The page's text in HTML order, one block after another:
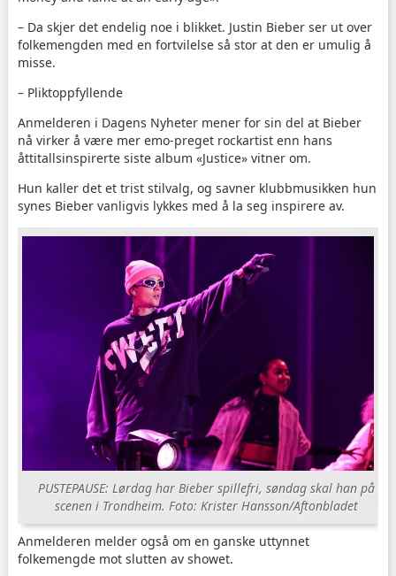
– Da skjer det endelig noe i blikket. Justin Bieber ser ut over
folkemengden med en fortvilelse så stor at den er umulig å
misse.
– Pliktoppfyllende
Anmelderen i Dagens Nyheter mener for sin del at Bieber
nå virker å være mer emo-preget rockartist enn hans
åttitallsinspirerte siste album «Justice» vitner om.
Hun kaller det et trist stilvalg, og savner klubbmusikken hun
synes Bieber vanligvis lykkes med å la seg inspirere av.
PUSTEPAUSE: Lørdag har Bieber spillefri, søndag skal han på
scenen i Trondheim. Foto: Krister Hansson/Aftonbladet
Anmelderen melder også om en ganske uttynnet
folkemengde mot slutten av showet.